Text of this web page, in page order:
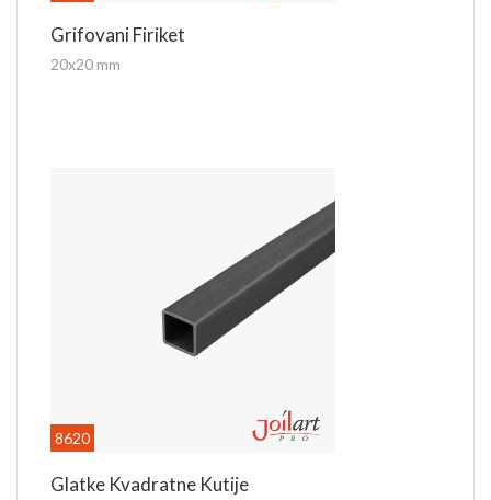
Grifovani Firiket
20x20 mm
8620
Glatke Kvadratne Kutije